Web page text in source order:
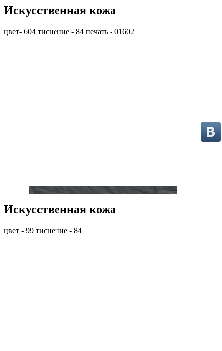
Искусственная кожа
цвет- 604 тиснение - 84 печать - 01602
Искусственная кожа
цвет - 99 тиснение - 84